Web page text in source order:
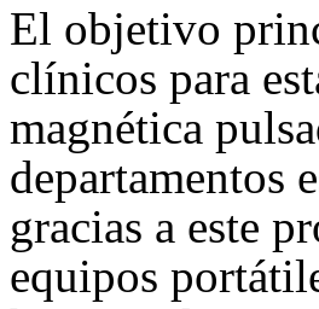
El objetivo
clínicos para
magnética
departamentos
gracias a este
equipos